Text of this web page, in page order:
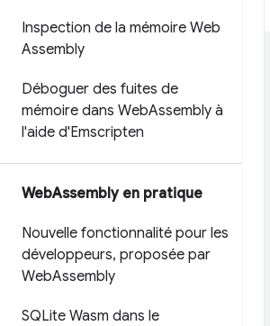
Inspection de la mémoire Web
Assembly
Déboguer des fuites de
mémoire dans WebAssembly à
l'aide d'Emscripten
WebAssembly en pratique
Nouvelle fonctionnalité pour les
développeurs, proposée par
WebAssembly
SQLite Wasm dans le